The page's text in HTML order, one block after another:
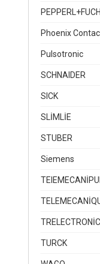
Phoenix
Pulsotronic
SCHNAIDER
SICK
SLİMLİE
STUBER
Siemens
TRELECTRONİC
TURCK